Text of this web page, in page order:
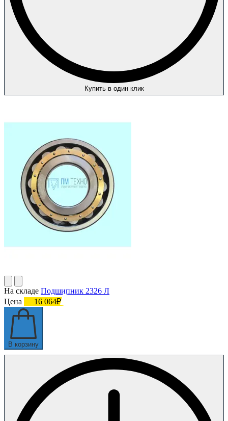
Купить в один клик
На складе Подшипник 2326 Л
Цена
16 064₽
В корзину